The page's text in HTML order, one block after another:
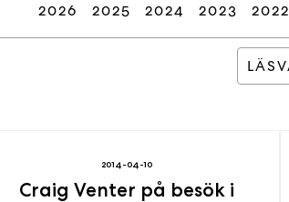
t
,
k
ö
2026 2025 2024 2023 2022
2014-04-10
Craig Venter på besök i